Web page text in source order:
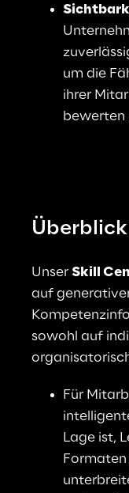
um die
ihrer
bewerten
Unser Skill
auf
sowohl auf
Für
Lage ist,
Formaten